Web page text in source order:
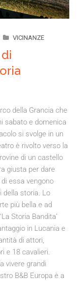
VICINANZE
della Grancia che
sabato e domenica
si svolge in un
è rivolto verso la
di un castello
giusta per dare
essa vengono
della storia. Lo
più bella e ad
Storia Bandita’
in Lucania e
di attori,
e 18 cavalieri.
vivere grandi
B&B Europa è a